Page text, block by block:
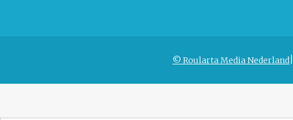
© Roularta Media Nederland